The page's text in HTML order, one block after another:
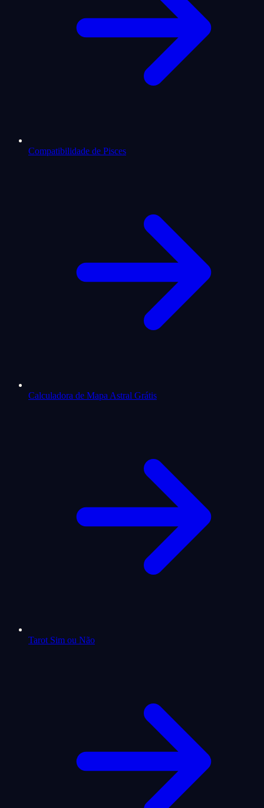
Compatibilidade de Pisces
Calculadora de Mapa Astral Grátis
Tarot Sim ou Não